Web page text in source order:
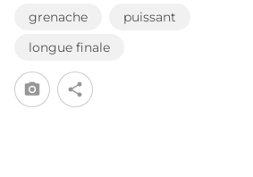
grenache
puissant
longue finale